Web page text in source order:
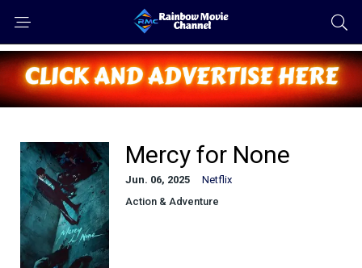
Mercy for None
Jun. 06, 2025
Netflix
Action & Adventure